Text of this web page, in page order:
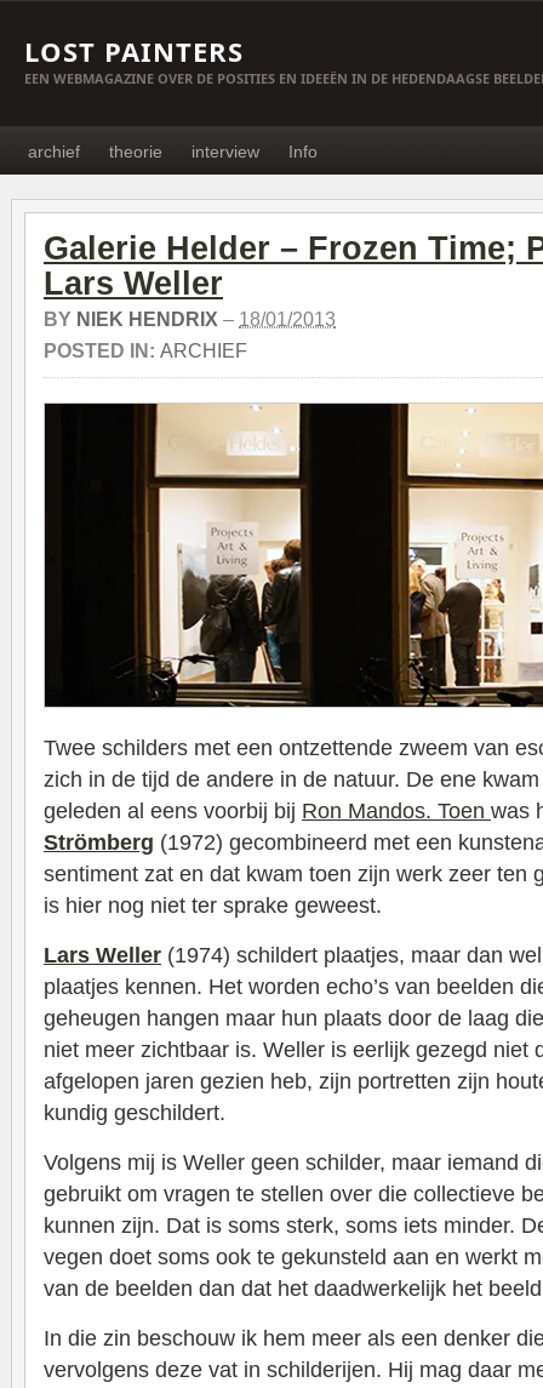
LOST PAINTERS
EEN WEBMAGAZINE OVER DE POSITIES EN IDEEËN IN DE HEDENDAAGSE
archief theorie interview Info
Galerie Helder – Frozen Time;
Lars Weller
BY NIEK HENDRIX – 18/01/2013
POSTED IN: ARCHIEF
Twee schilders met een ontzettende zweem van
zich in de tijd de andere in de natuur. De ene
geleden al eens voorbij bij Ron Mandos. Toen was
Strömberg (1972) gecombineerd met een
sentiment zat en dat kwam toen zijn werk zeer ten
is hier nog niet ter sprake geweest.
Lars Weller (1974) schildert plaatjes, maar dan
plaatjes kennen. Het worden echo’s van beelden
geheugen hangen maar hun plaats door de laag
niet meer zichtbaar is. Weller is eerlijk gezegd niet
afgelopen jaren gezien heb, zijn portretten zijn
kundig geschildert.
Volgens mij is Weller geen schilder, maar iemand
gebruikt om vragen te stellen over die collectieve
kunnen zijn. Dat is soms sterk, soms iets minder.
vegen doet soms ook te gekunsteld aan en werkt
van de beelden dan dat het daadwerkelijk het
In die zin beschouw ik hem meer als een denker
vervolgens deze vat in schilderijen. Hij mag daar